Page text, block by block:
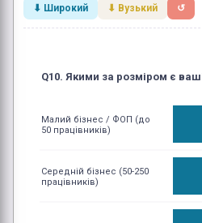
⬇ Широкий ⬇ Вузький ↺
Малий бізнес / ФОП (до
50 працівників)
Середній бізнес (50-250
працівників)
Q10. Якими за розміром є